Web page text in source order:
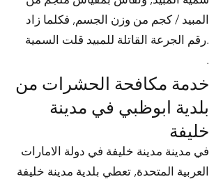
المبيد / كجم من وزن الجسم, فكلما زاد
رقم الجرعة القاتلة للمبيد قلت السمية.
.
خدمة مكافحة الحشرات من
بلدية ابوظبي في مدينة
خليفة
في مدينة مدينة خليفة في دولة الامارات
العربية المتحدة, تعطي بلدية مدينة خليفة